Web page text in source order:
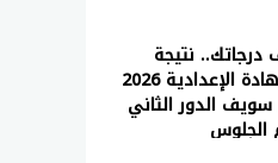
درجاتك.. نتيجة
الشهادة الإعدادية 2026
الدور الثاني
الجلوس